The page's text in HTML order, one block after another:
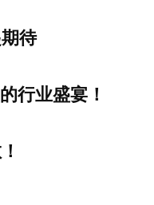
待
行业盛宴！